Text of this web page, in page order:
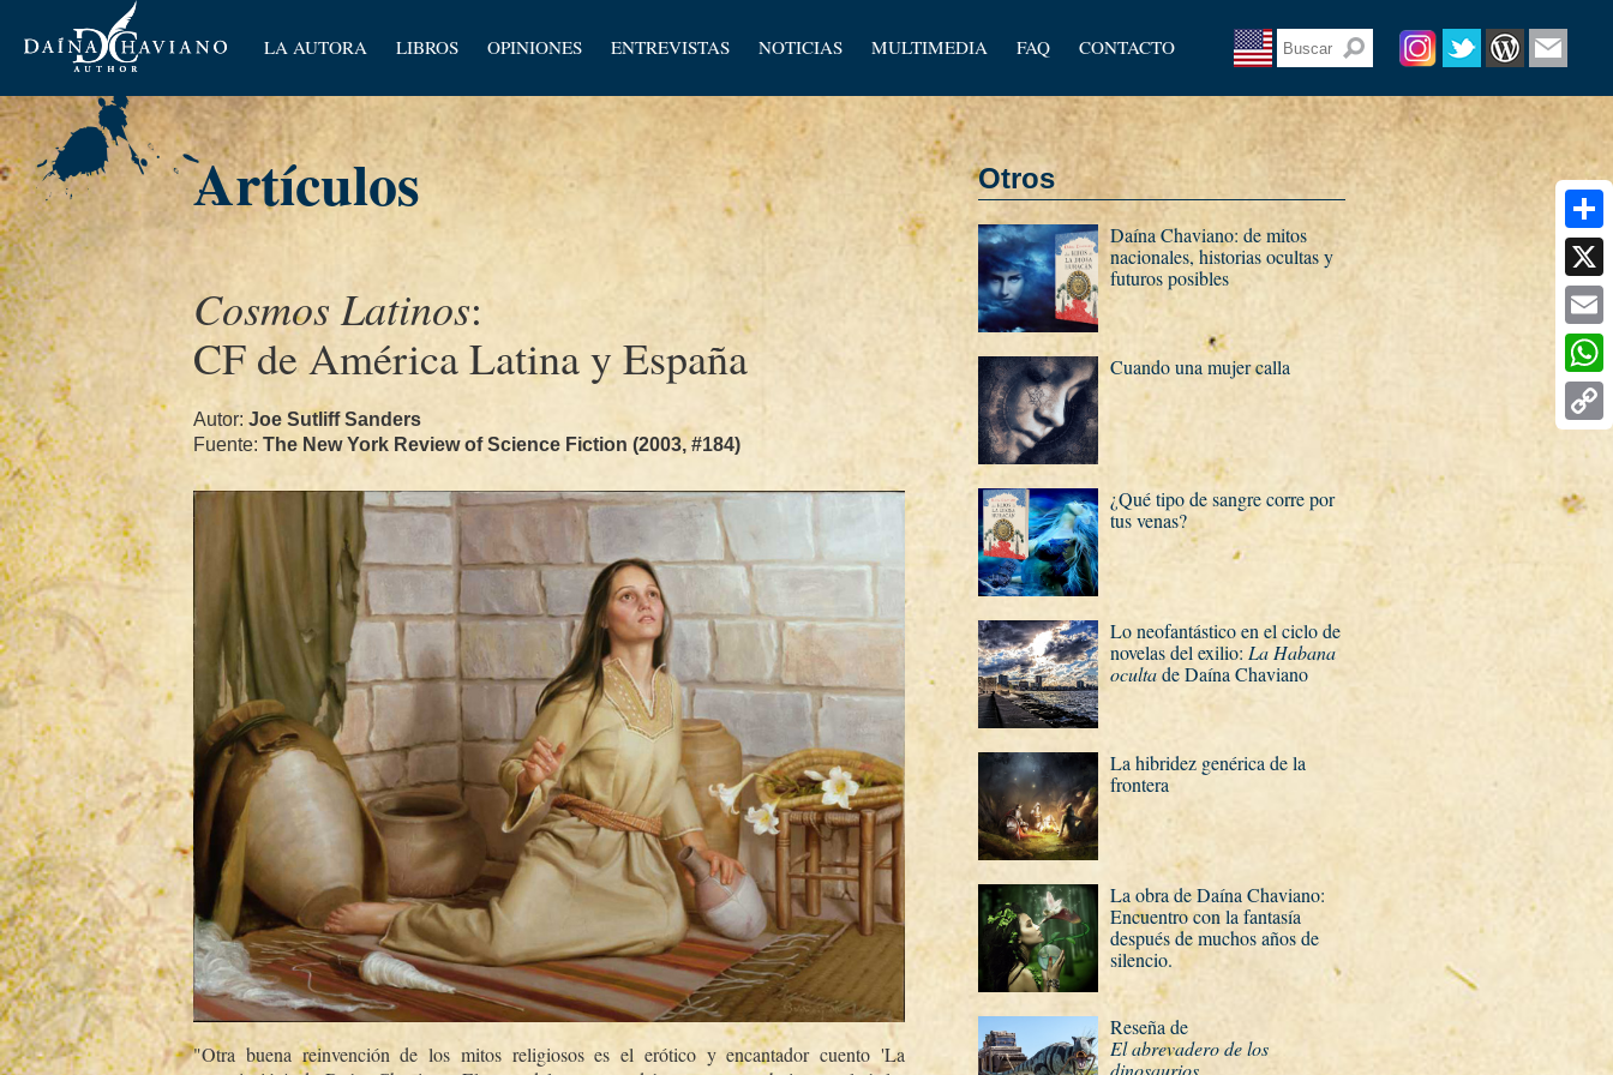
LA AUTORA LIBROS OPINIONES
Artículos
ENTREVISTAS NOTICIAS MULTIMEDIA FAQ CONTACTO
Artículos
Cosmos Latinos:
CF de América Latina y España
Autor:Joe Sutliff Sanders
Fuente:The New York Review of Science Fiction (2003, #184)
"Otra buena reinvención de los mitos religiosos es el erótico y encantador cuento 'La
Otros
Daí­na Chaviano: de mitos
nacionales, historias ocultas y
futuros posibles
Cuando una mujer calla
¿Qué tipo de sangre corre por
tus venas?
Lo neofantástico en el ciclo de
novelas del exilio: La Habana
ocultade Daí­na Chaviano
La hibridez genérica de la
frontera
La obra de Daí­na Chaviano:
Encuentro con la fantasí­a
después de muchos años de
silencio.
Reseña de
El abrevadero de los
dinosaurios
Share
X
Email
Link